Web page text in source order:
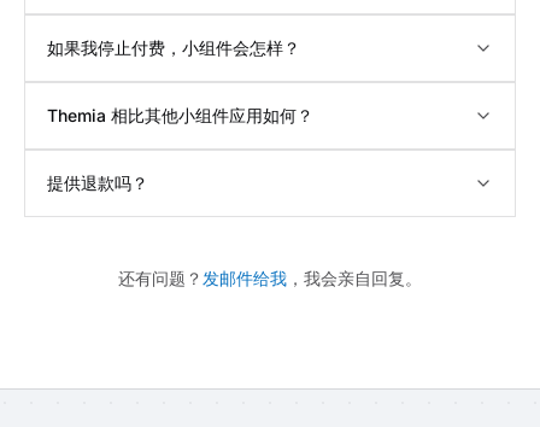
如果我停止付费，小组件会怎样？
Themia 相比其他小组件应用如何？
提供退款吗？
还有问题？ 发邮件给我 ，我会亲自回复。